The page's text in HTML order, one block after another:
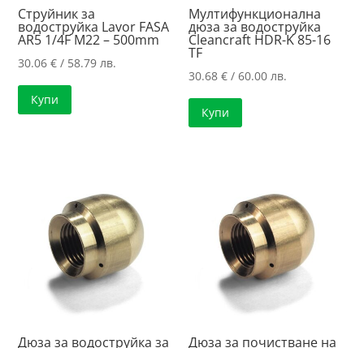
Струйник за
водоструйка Lavor FASA
AR5 1/4F M22 – 500mm
30.06€ / 58.79 лв.
Купи
Мултифункционална
дюза за водоструйка
Cleancraft HDR-K 85-16
TF
30.68€ / 60.00 лв.
Купи
Дюза за водоструйка за Дюза за почистване на